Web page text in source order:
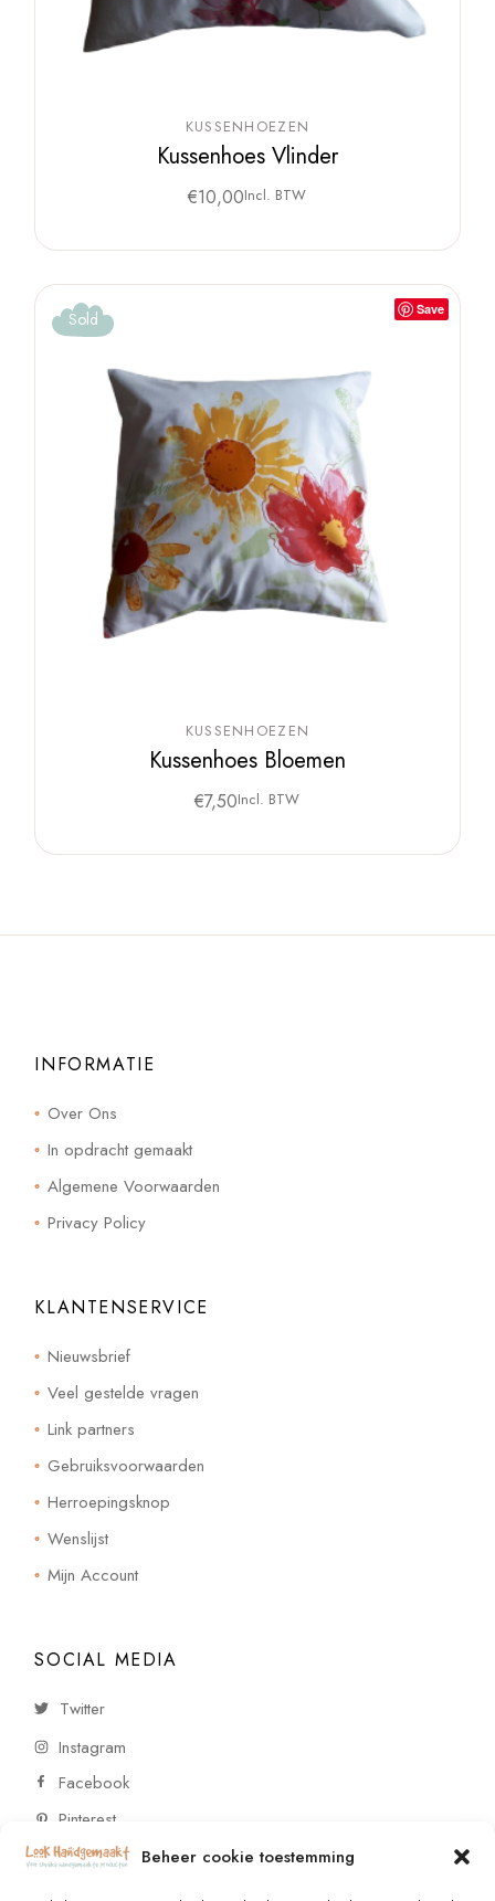
Beheer cookie toestemming
KUSSENHOEZEN
Kussenhoes Vlinder
€10,00Incl. BTW
Save
Sold
KUSSENHOEZEN
Kussenhoes Bloemen
€7,50Incl. BTW
INFORMATIE
Over Ons
In opdracht gemaakt
Algemene Voorwaarden
Privacy Policy
KLANTENSERVICE
Nieuwsbrief
Veel gestelde vragen
Link partners
Gebruiksvoorwaarden
Herroepingsknop
Wenslijst
Mijn Account
SOCIAL MEDIA
Twitter
Instagram
Facebook
Pinterest